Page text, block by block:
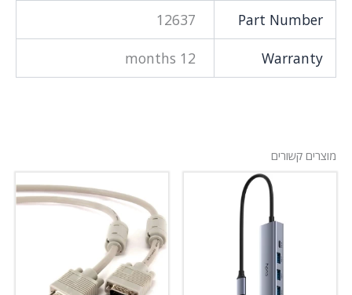
Part Number
12637
Warranty
12 months
מוצרים קשורים